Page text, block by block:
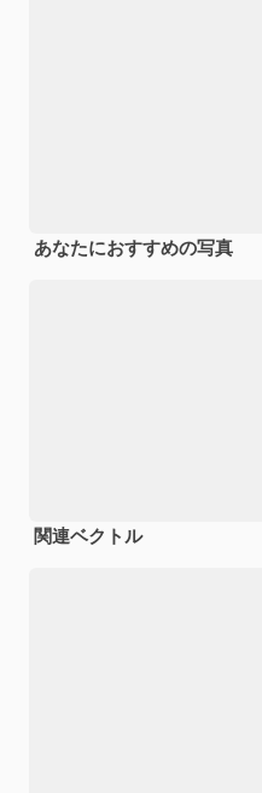
あなたにおすすめの写真
関連ベクトル